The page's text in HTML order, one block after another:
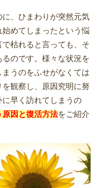
、ひまわりが突然元気
めてしまったという悩
枯れると言っても、そ
のです。様々な状況を
うのをふせがなくては
観察し、原因究明に努
早く訪れてしまうの
原因と復活方法をご紹介